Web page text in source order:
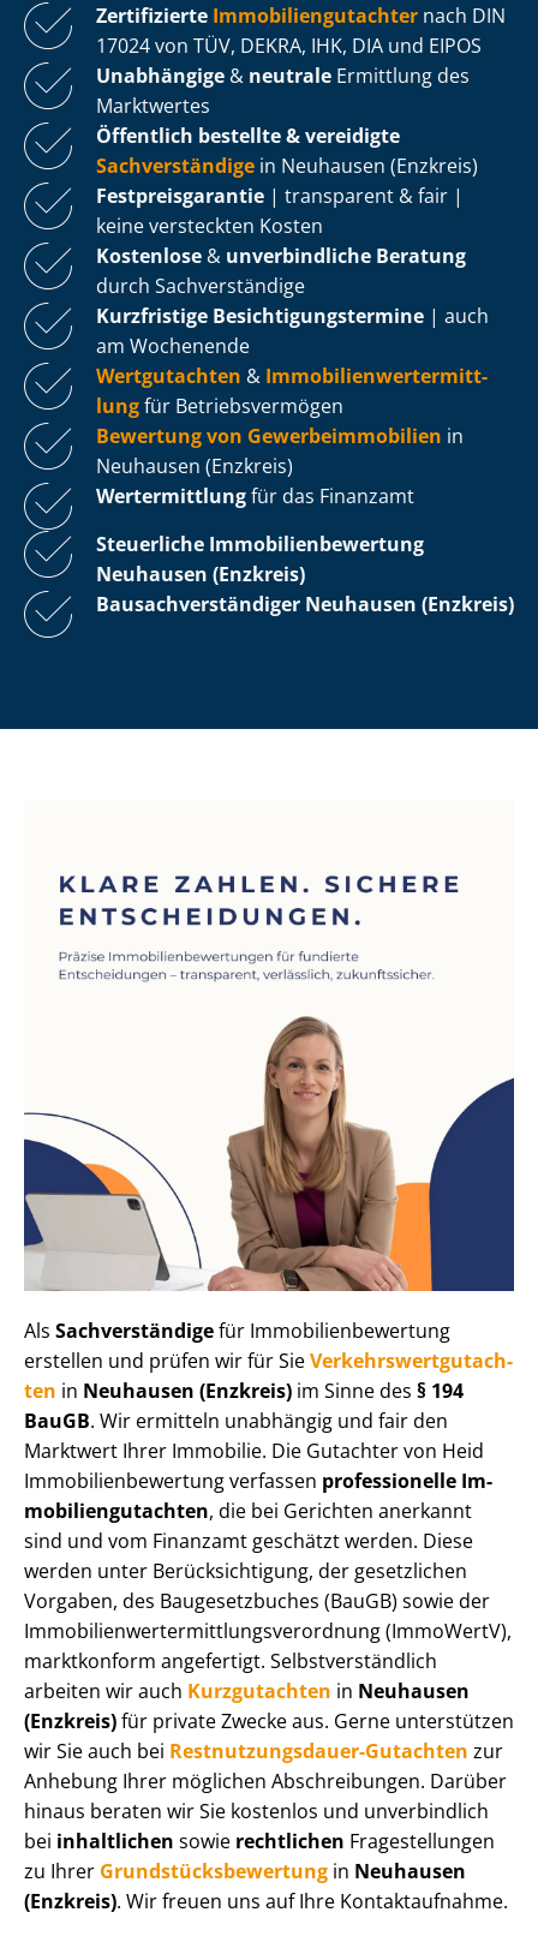
Zertifizierte Im­mo­bi­li­en­gut­ach­ter nach DIN
17024 von TÜV, DEKRA, IHK, DIA und EIPOS
Unabhängige & neutrale Ermittlung des
Marktwertes
Öffentlich bestellte & vereidigte
Sachverständige in Neuhausen (Enzkreis)
Fest­preis­ga­ran­tie | transparent & fair |
keine versteckten Kosten
Kostenlose & unverbindliche Beratung
durch Sachverständige
Kurzfristige Be­sich­ti­gungs­ter­mi­ne | auch
am Wochenende
Wertgutachten & Im­mo­bi­li­en­wert­ermitt­
lungfür Be­triebs­ver­mö­gen
Bewertung von Ge­wer­be­im­mo­bi­li­en in
Neuhausen (Enzkreis)
Wertermittlungfür das Finanzamt
Steuerliche Im­mo­bi­li­en­be­wer­tung
Neuhausen (Enzkreis)
Bau­sach­ver­stän­di­ger Neuhausen (Enzkreis)
Als Sachverständigefür Im­mo­bi­li­en­be­wer­tung
erstellen und prüfen wir für SieVer­kehrs­wert­gut­ach­
ten in Neuhausen (Enzkreis) im Sinne des § 194
BauGB. Wir ermitteln unabhängig und fair den
Marktwert Ihrer Immobilie. Die Gutachter von Heid
Im­mo­bi­li­en­be­wer­tung verfassen professionelle Im­
mo­bi­li­en­gut­ach­ten, die bei Gerichten anerkannt
sind und vom Finanzamt geschätzt werden. Diese
werden unter Be­rück­sich­ti­gung, der gesetzlichen
Vorgaben, des Baugesetzbuches (BauGB) sowie der
Im­mo­bi­li­en­wert­ermitt­lungs­ver­ord­nung (ImmoWertV),
marktkonform angefertigt. Selbst­ver­ständ­lich
arbeiten wir auch Kurzgutachten in Neuhausen
(Enzkreis)für private Zwecke aus. Gerne unterstützen
wir Sie auch bei Rest­nut­zungs­dau­er-Gutachten zur
Anhebung Ihrer möglichen Abschreibungen. Darüber
hinaus beraten wir Sie kostenlos und unverbindlich
bei inhaltlichen sowie rechtlichen Fragestellungen
zu Ihrer Grund­stücks­be­wer­tung in Neuhausen
(Enzkreis). Wir freuen uns auf Ihre Kontaktaufnahme.